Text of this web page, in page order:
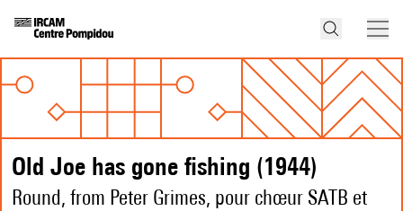
Old Joe has gone fishing (1944)
Round, from Peter Grimes, pour chœur SATB et